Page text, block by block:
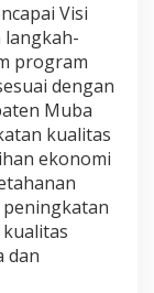
Visi
langkah-
program
dengan
Muba
kualitas
ekonomi
dan